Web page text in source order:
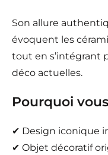
Son allure
évoquent les
tout en s’intégrant
déco actuelles.
Pourquoi
✔ Design iconique
✔ Objet décoratif